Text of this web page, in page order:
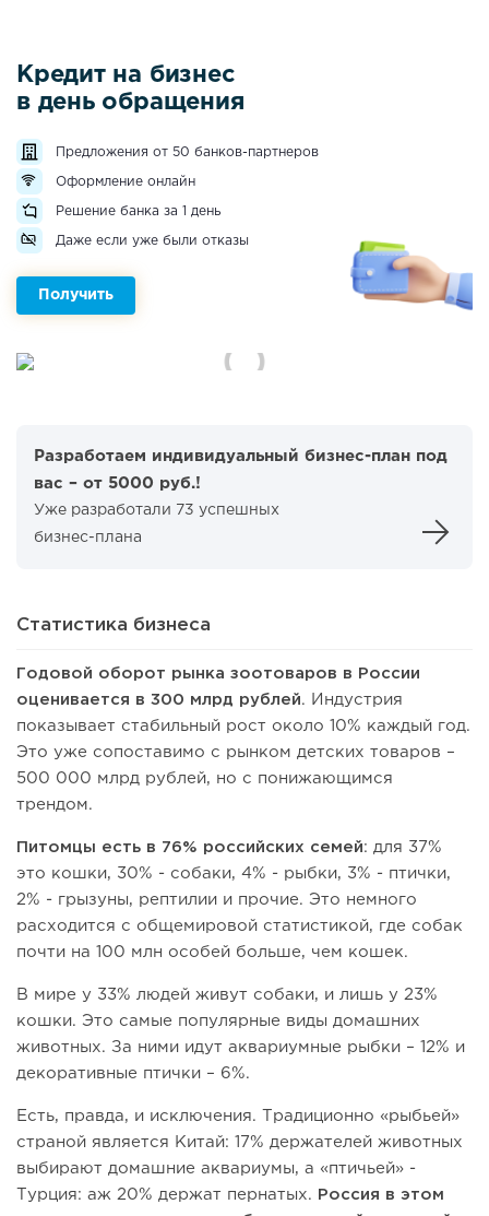
Кредит на бизнес
в день обращения
Предложения от 50 банков-партнеров
Оформление онлайн
Решение банка за 1 день
Даже если уже были отказы
Получить
Разработаем индивидуальный бизнес-план под
вас – от 5000 руб.!
Уже разработали 73 успешных
бизнес-плана
Статистика бизнеса
Годовой оборот рынка зоотоваров в России
оценивается в 300 млрд рублей. Индустрия
показывает стабильный рост около 10% каждый год.
Это уже сопоставимо с рынком детских товаров –
500 000 млрд рублей, но с понижающимся
трендом.
Питомцы есть в 76% российских семей: для 37%
это кошки, 30% - собаки, 4% - рыбки, 3% - птички,
2% - грызуны, рептилии и прочие. Это немного
расходится с общемировой статистикой, где собак
почти на 100 млн особей больше, чем кошек.
В мире у 33% людей живут собаки, и лишь у 23%
кошки. Это самые популярные виды домашних
животных. За ними идут аквариумные рыбки – 12% и
декоративные птички – 6%.
Есть, правда, и исключения. Традиционно «рыбьей»
страной является Китай: 17% держателей животных
выбирают домашние аквариумы, а «птичьей» -
Турция: аж 20% держат пернатых.
Россия в этом